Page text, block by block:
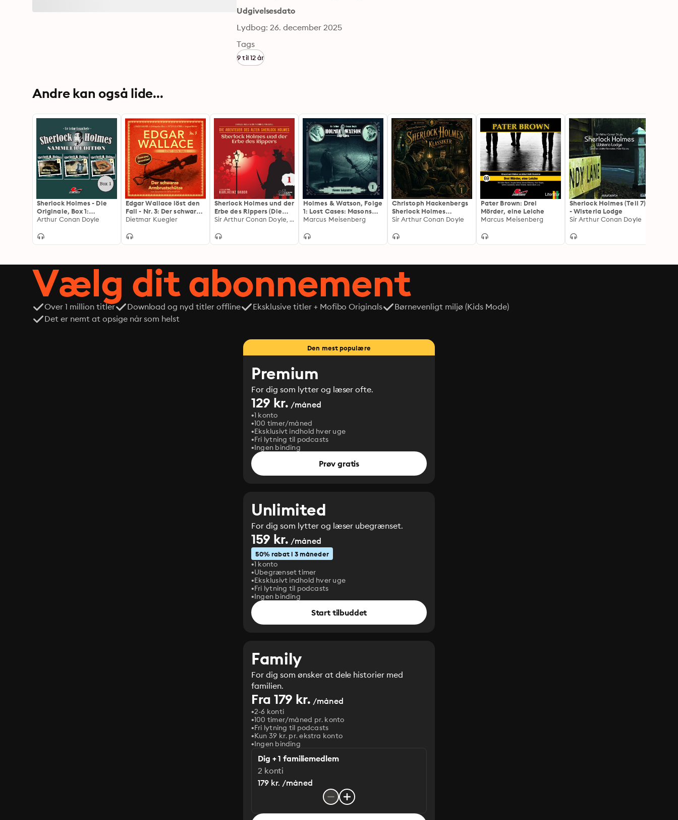
Udgivelsesdato
Lydbog: 26. december 2025
Tags
9 til 12 år
Andre kan også lide...
Sherlock Holmes - Die
Originale, Box 1:
Sammler Edition
Arthur Conan Doyle
Edgar Wallace löst den
Fall - Nr. 3: Der schwarze
Armbrustschütze
Dietmar Kuegler
Sherlock Holmes und der
Erbe des Rippers (Die
Abenteuer des alten
1)
Sir Arthur Conan Doyle, William K. Stewart
Holmes & Watson, Folge
1: Lost Cases: Masons
Galgenfrist
Marcus Meisenberg
Christoph Hackenbergs
Sherlock Holmes
Klassiker-Box 1
Sir Arthur Conan Doyle
Pater Brown: Drei
Mörder, eine Leiche
Marcus Meisenberg
Sherlock Holmes (Teil 7)
- Wisteria Lodge
Sir Arthur Conan Doyle
Vælg dit abonnement
Over 1 million titler Download og nyd titler offline Eksklusive titler + Mofibo Originals
Børnevenligt miljø (Kids Mode)
Det er nemt at opsige når som helst
Den mest populære
Premium
For dig som lytter og læser ofte.
129 kr. /måned
1 konto
100 timer/måned
Eksklusivt indhold hver uge
Fri lytning til podcasts
Ingen binding
Prøv gratis
Unlimited
For dig som lytter og læser ubegrænset.
159 kr. /måned
50% rabat i 3 måneder
1 konto
Ubegrænset timer
Eksklusivt indhold hver uge
Fri lytning til podcasts
Ingen binding
Start tilbuddet
Family
For dig som ønsker at dele historier med
familien.
Fra 179 kr. /måned
2-6 konti
100 timer/måned pr. konto
Fri lytning til podcasts
Kun 39 kr. pr. ekstra konto
Ingen binding
Dig + 1 familiemedlem
2 konti
179 kr. /måned